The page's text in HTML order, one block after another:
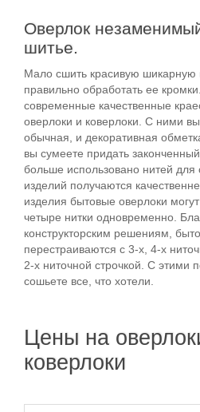
Оверлок
шитье.
Мало сшить красивую
правильно обработать ее
современные качественные
оверлоки и коверлоки. С ними
обычная, и декоративная
вы сумеете придать
больше использовано нитей для
изделий получаются
изделия бытовые оверлоки
четыре нитки одновременно.
конструкторским решениям,
перестраиваются с 3-х, 4-х
2-х ниточной строчкой. С
сошьете все, что хотели.
Цены на
коверлоки